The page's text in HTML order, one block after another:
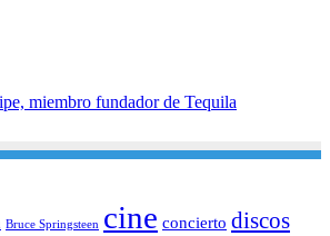
miembro fundador de Tequila
Bruce Springsteen cine concierto discos